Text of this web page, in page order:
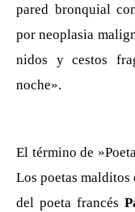
pared bronquial
por neoplasia
nidos y cestos
noche».
El término de
Los poetas malditos
del poeta francés